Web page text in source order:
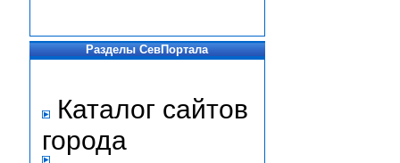
Разделы СевПортала
Каталог сайтов
города